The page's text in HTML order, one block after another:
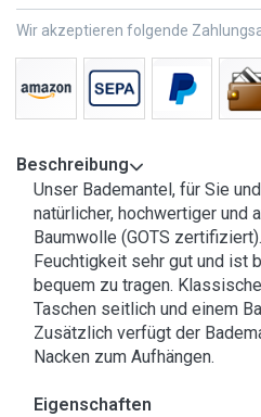
Wir akzeptieren folgende
Beschreibung
Unser Bademantel, für Sie
natürlicher, hochwertiger und
Baumwolle (GOTS
Feuchtigkeit sehr gut und ist
bequem zu tragen.
Taschen seitlich und einem
Zusätzlich verfügt der
Nacken zum Aufhängen.
Eigenschaften